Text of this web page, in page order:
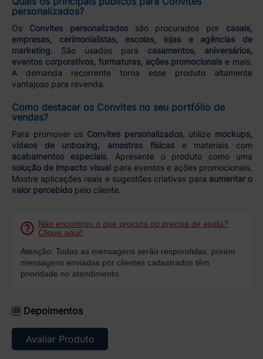
personalizados?
Os Convites personalizadossão procurados por casais,
empresas, cerimonialistas, escolas, lojas e agências de
marketing. São usados para casamentos, aniversários,
eventos corporativos, formaturas, ações promocionais e mais.
A demanda recorrente torna esse produto altamente
vantajoso para revenda.
Como destacar os Convites no seu portfólio de
vendas?
Para promover os Convites personalizados, utilize mockups,
vídeos de unboxing, amostras físicase materiais com
acabamentos especiais. Apresente o produto como uma
solução de impacto visual para eventos e ações promocionais.
Mostre aplicações reais e sugestões criativas para aumentar o
valor percebidopelo cliente.
Não encontrou o que procura ou precisa de ajuda?
Clique aqui!
Atenção: Todas as mensagens serão respondidas, porém
mensagens enviadas por clientes cadastrados têm
prioridade no atendimento.
Depoimentos
Avaliar Produto